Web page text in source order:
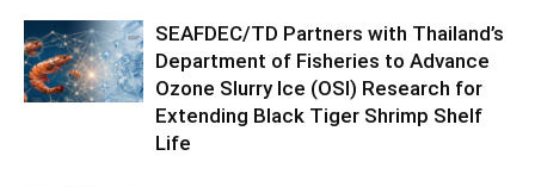
SEAFDEC/TD Partners with Thailand’s
Department of Fisheries to Advance
Ozone Slurry Ice (OSI) Research for
Extending Black Tiger Shrimp Shelf
Life